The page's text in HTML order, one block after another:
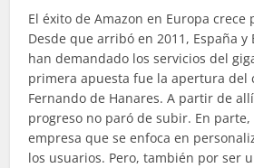
El éxito de Amazon en Europa
Desde que arribó en 2011, España y
han demandado los servicios del
primera apuesta fue la apertura del
Fernando de Hanares. A partir de
progreso no paró de subir. En
empresa que se enfoca en
los usuarios. Pero, también por ser